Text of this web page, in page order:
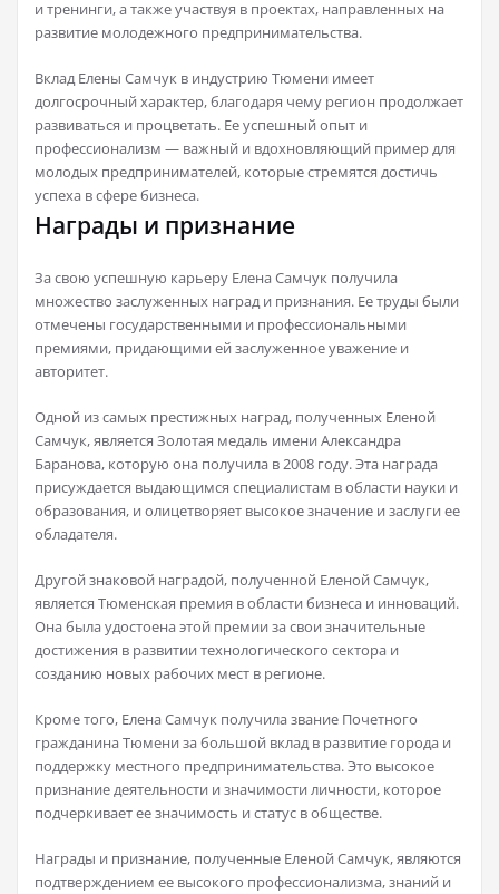
и тренинги, а также участвуя в проектах, направленных на
развитие молодежного предпринимательства.
Вклад Елены Самчук в индустрию Тюмени имеет
долгосрочный характер, благодаря чему регион продолжает
развиваться и процветать. Ее успешный опыт и
профессионализм — важный и вдохновляющий пример для
молодых предпринимателей, которые стремятся достичь
успеха в сфере бизнеса.
Награды и признание
За свою успешную карьеру Елена Самчук получила
множество заслуженных наград и признания. Ее труды были
отмечены государственными и профессиональными
премиями, придающими ей заслуженное уважение и
авторитет.
Одной из самых престижных наград, полученных Еленой
Самчук, является Золотая медаль имени Александра
Баранова, которую она получила в 2008 году. Эта награда
присуждается выдающимся специалистам в области науки и
образования, и олицетворяет высокое значение и заслуги ее
обладателя.
Другой знаковой наградой, полученной Еленой Самчук,
является Тюменская премия в области бизнеса и инноваций.
Она была удостоена этой премии за свои значительные
достижения в развитии технологического сектора и
созданию новых рабочих мест в регионе.
Кроме того, Елена Самчук получила звание Почетного
гражданина Тюмени за большой вклад в развитие города и
поддержку местного предпринимательства. Это высокое
признание деятельности и значимости личности, которое
подчеркивает ее значимость и статус в обществе.
Награды и признание, полученные Еленой Самчук, являются
подтверждением ее высокого профессионализма, знаний и